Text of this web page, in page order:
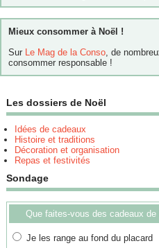
Mieux consommer à Noël !
Sur
Le Mag de la Conso , de
consommer responsable !
Les dossiers de Noël
Idées de cadeaux
Histoire et traditions
Décoration et organisation
Repas et festivités
Sondage
Que faites-vous des cadeaux
Je les range au fond du placard